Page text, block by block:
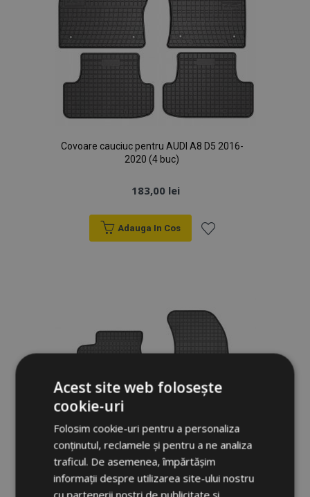
Covoare cauciuc pentru AUDI A8 D5 2016-
2020 (4 buc)
183,00 lei
Adauga In Cos
Dorințe
Acest site web folosește
cookie-uri
Folosim cookie-uri pentru a personaliza
conținutul, reclamele și pentru a ne analiza
traficul. De asemenea, împărtășim
informații despre utilizarea site-ului nostru